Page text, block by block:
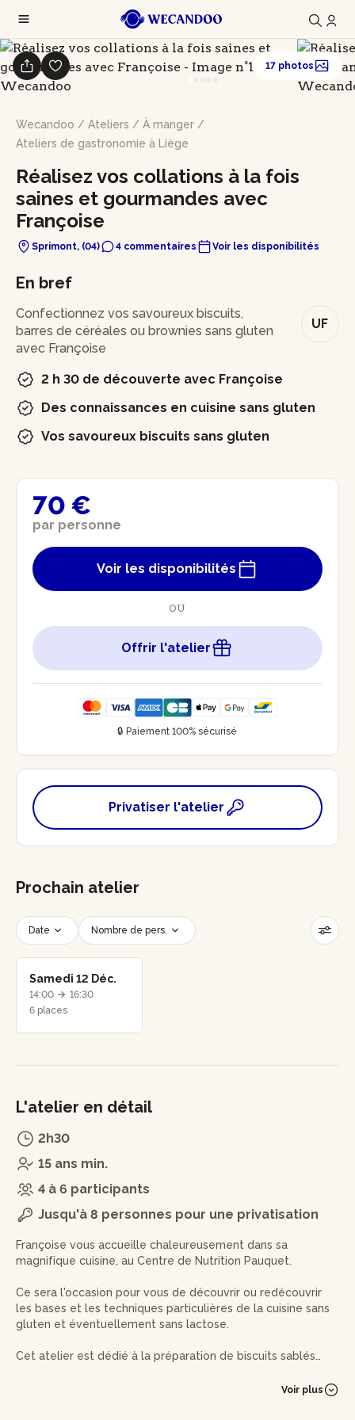
Wecandoo / Ateliers / À manger /
Ateliers de gastronomie à Liège
Réalisez vos collations à la fois
saines et gourmandes avec
Françoise
Sprimont, (04) 4 commentaires Voir les disponibilités
17 photos
En bref
UF
Confectionnez vos savoureux biscuits,
barres de céréales ou brownies sans gluten
avec Françoise
2 h 30 de découverte avec Françoise
Des connaissances en cuisine sans gluten
Vos savoureux biscuits sans gluten
70 €
par personne
Voir les disponibilités
OU
Offrir l'atelier
🔒 Paiement 100% sécurisé
Privatiser l'atelier
Prochain atelier
Date Nombre de pers.
Créneau horaire
Samedi 12 Déc.
14:00
16:30
6 places
L'atelier en détail
2h30
15 ans min.
4 à 6 participants
Jusqu'à 8 personnes pour une privatisation
Françoise vous accueille chaleureusement dans sa
magnifique cuisine, au Centre de Nutrition Pauquet.
Ce sera l'occasion pour vous de découvrir ou redécouvrir
les bases et les techniques particulières de la cuisine sans
gluten et éventuellement sans lactose.
Cet atelier est dédié à la préparation de biscuits sablés
Voir plus